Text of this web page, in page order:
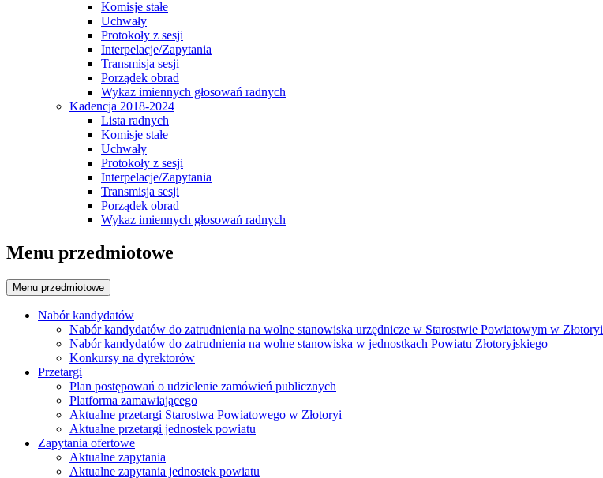
Komisje stałe
Uchwały
Protokoły z sesji
Interpelacje/Zapytania
Transmisja sesji
Porządek obrad
Wykaz imiennych głosowań radnych
Kadencja 2018-2024
Lista radnych
Komisje stałe
Uchwały
Protokoły z sesji
Interpelacje/Zapytania
Transmisja sesji
Porządek obrad
Wykaz imiennych głosowań radnych
Menu przedmiotowe
Menu przedmiotowe
Nabór kandydatów
Nabór kandydatów do zatrudnienia na wolne stanowiska urzędnicze w Starostwie Powiatowym w Złotoryi
Nabór kandydatów do zatrudnienia na wolne stanowiska w jednostkach Powiatu Złotoryjskiego
Konkursy na dyrektorów
Przetargi
Plan postępowań o udzielenie zamówień publicznych
Platforma zamawiającego
Aktualne przetargi Starostwa Powiatowego w Złotoryi
Aktualne przetargi jednostek powiatu
Zapytania ofertowe
Aktualne zapytania
Aktualne zapytania jednostek powiatu